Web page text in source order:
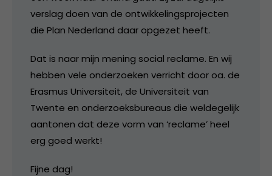
verslag doen van de ontwikkelingsprojecten
die Plan Nederland daar opgezet heeft.
Dat is naar mijn mening social reclame. En wij
hebben vele onderzoeken verricht door oa. de
Erasmus Universiteit, de Universiteit van
Twente en onderzoeksbureaus die weldegelijk
aantonen dat deze vorm van ‘reclame’ heel
erg goed werkt!
Fijne dag!